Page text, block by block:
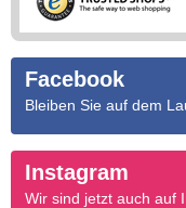
Facebook
Bleiben Sie auf dem
Instagram
Wir sind jetzt auch auf